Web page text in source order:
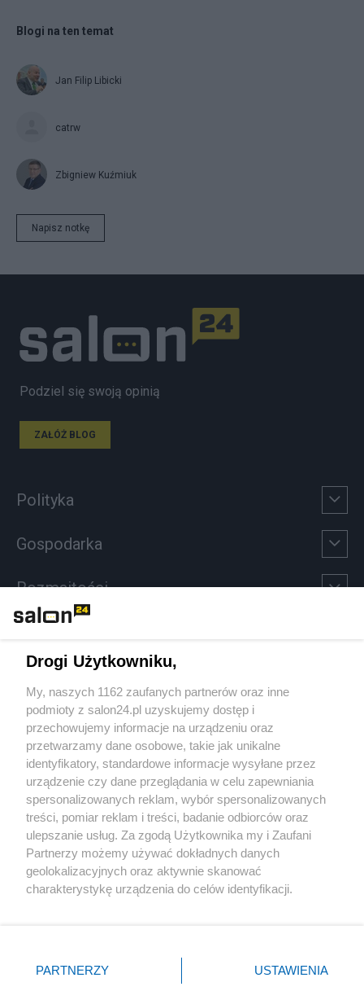
Blogi na ten temat
Jan Filip Libicki
catrw
Zbigniew Kuźmiuk
Napisz notkę
Podziel się swoją opinią
ZAŁÓŻ BLOG
Polityka
Gospodarka
Rozmaitości
Sport
Społeczeństwo
Kultura
X Facebook Instagram Youtube
Drogi Użytkowniku,
My, naszych 1162 zaufanych partnerów oraz inne
podmioty z salon24.pl uzyskujemy dostęp i
przechowujemy informacje na urządzeniu oraz
przetwarzamy dane osobowe, takie jak unikalne
identyfikatory, standardowe informacje wysyłane przez
urządzenie czy dane przeglądania w celu zapewniania
spersonalizowanych reklam, wybór spersonalizowanych
treści, pomiar reklam i treści, badanie odbiorców oraz
ulepszanie usług. Za zgodą Użytkownika my i Zaufani
Partnerzy możemy używać dokładnych danych
geolokalizacyjnych oraz aktywnie skanować
charakterystykę urządzenia do celów identyfikacji.
zmienić/wycofać klikając przycisk ustawień prywatności
znajdujący się w lewym dolnym rogu strony
PARTNERZY USTAWIENIA